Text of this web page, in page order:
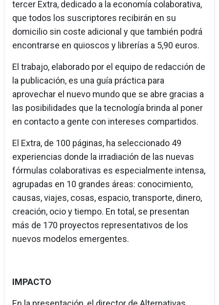
tercer Extra, dedicado a la economía colaborativa,
que todos los suscriptores recibirán en su
domicilio sin coste adicional y que también podrá
encontrarse en quioscos y librerías a 5,90 euros.
El trabajo, elaborado por el equipo de redacción de
la publicación, es una guía práctica para
aprovechar el nuevo mundo que se abre gracias a
las posibilidades que la tecnología brinda al poner
en contacto a gente con intereses compartidos.
El Extra, de 100 páginas, ha seleccionado 49
experiencias donde la irradiación de las nuevas
fórmulas colaborativas es especialmente intensa,
agrupadas en 10 grandes áreas: conocimiento,
causas, viajes, cosas, espacio, transporte, dinero,
creación, ocio y tiempo. En total, se presentan
más de 170 proyectos representativos de los
nuevos modelos emergentes.
IMPACTO